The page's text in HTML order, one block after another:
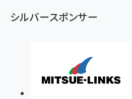
シルバースポンサー